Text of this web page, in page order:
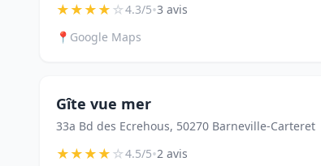
★★★★☆4.3/5•3 avis
📍 Google Maps
Gîte vue mer
33a Bd des Ecrehous, 50270 Barneville-Carteret
★★★★☆4.5/5•2 avis